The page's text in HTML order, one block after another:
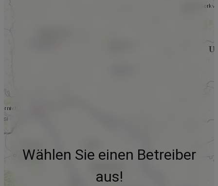
Wählen Sie einen Betreiber
aus!